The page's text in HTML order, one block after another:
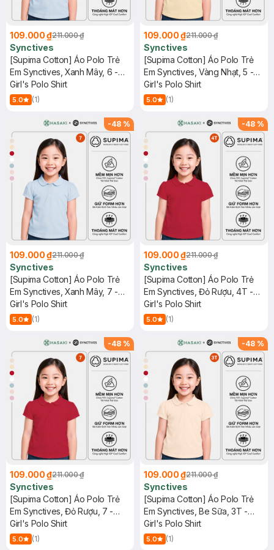
109.000 ₫211.000 ₫
Synctives
[Supima Cotton] Áo Polo Trẻ
Em Synctives, Xanh Mây, 6 -
CGPO01
Girl's Polo Shirt
5.0 (1)
109.000 ₫211.000 ₫
Synctives
[Supima Cotton] Áo Polo Trẻ
Em Synctives, Vàng Nhạt, 5 -
CGPO01
Girl's Polo Shirt
5.0 (1)
-48 %
109.000 ₫211.000 ₫
Synctives
[Supima Cotton] Áo Polo Trẻ
Em Synctives, Xanh Mây, 7 -
CGPO01
Girl's Polo Shirt
5.0 (1)
-48 %
109.000 ₫211.000 ₫
Synctives
[Supima Cotton] Áo Polo Trẻ
Em Synctives, Đỏ Rượu, 4T -
CGPO01
Girl's Polo Shirt
5.0 (1)
-48 %
109.000 ₫211.000 ₫
Synctives
[Supima Cotton] Áo Polo Trẻ
Em Synctives, Đỏ Rượu, 7 -
CGPO01
Girl's Polo Shirt
5.0 (1)
-48 %
109.000 ₫211.000 ₫
Synctives
[Supima Cotton] Áo Polo Trẻ
Em Synctives, Be Sữa, 3T -
CGPO01
Girl's Polo Shirt
5.0 (1)